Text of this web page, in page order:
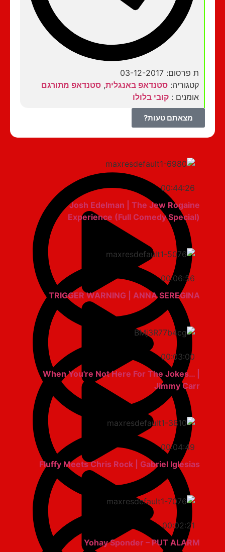
ת פרסום: 03-12-2017
קטגוריה:סטנדאפ באנגלית, סטנדאפ מתורגם
אומנים :קובי בלולו
מצאתם טעות?
00:44:26
Josh Edelman | The Jew Rogaine
Experience (Full Comedy Special)
00:06:56
TRIGGER WARNING | ANNA SEREGINA
00:03:00
When You're Not Here For The Jokes… |
Jimmy Carr
00:04:49
Fluffy Meets Chris Rock | Gabriel Iglesias
00:02:21
Yohay Sponder – PUT ALARM